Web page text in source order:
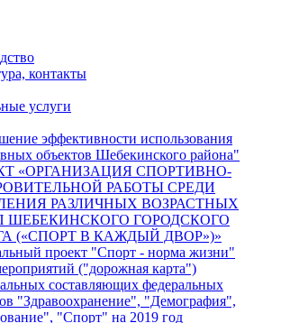
контакты
услуги
эффективности использования
объектов Шебекинского района"
«ОРГАНИЗАЦИЯ СПОРТИВНО-
РАБОТЫ СРЕДИ
РАЗЛИЧНЫХ ВОЗРАСТНЫХ
ШЕБЕКИНСКОГО ГОРОДСКОГО
(«СПОРТ В КАЖДЫЙ ДВОР»)»
проект "Спорт - норма жизни"
("дорожная карта")
составляющих федеральных
"Здравоохранение", "Демография",
"Спорт" на 2019 год